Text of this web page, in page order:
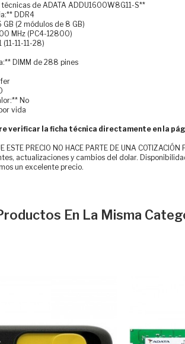
de ADATA ADDU1600W8G11-S**
DDR4
GB (2 módulos de 8 GB)
MHz (PC4-12800)
11-11-28)
DIMM de 288 pines
No
vida
verificar la ficha técnica directamente en la
ESTE PRECIO NO HACE PARTE DE UNA
actualizaciones y cambios del dolar.
un excelente precio.
En La Misma